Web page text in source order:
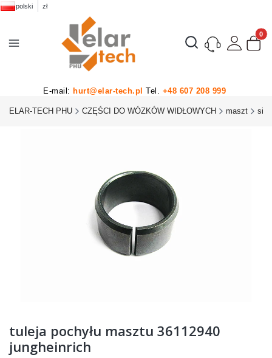
polski zł
Otwórz wyszukiwarkę
E-mail: hurt@elar-tech.pl Tel. +48 607 208 999
ELAR-TECH PHU CZĘŚCI DO WÓZKÓW WIDŁOWYCH maszt
tuleja pochyłu masztu 36112940
jungheinrich